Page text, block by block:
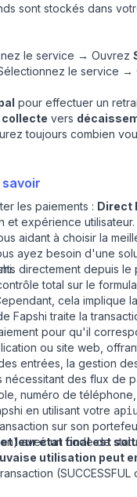
sont stockés dans
le service → Ouvrez
le service →
pour effectuer un
collecte vers
toujours combien
savoir
les paiements : Direct
expérience
aidant à choisir la
ayez besoin d'une
i.directement depuis
total sur le
cela implique
traite la
pour qu'il
ou site web,
entrées, la gestion
nécessitant des flux de
numéro de
en utilisant votre
sur son
avec un code de
état final est soit
utilisation peut